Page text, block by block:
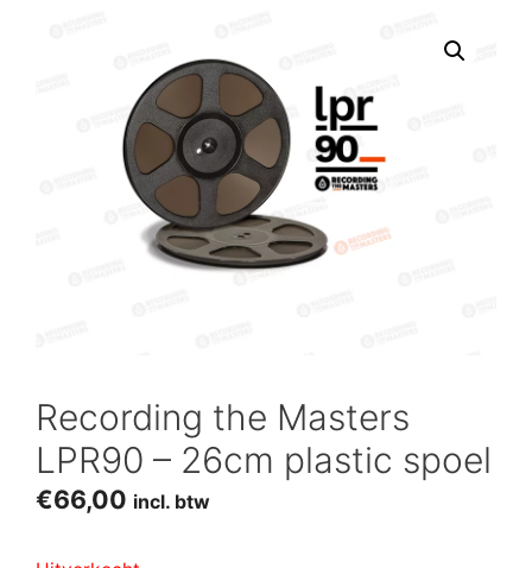
Recording the Masters
LPR90 – 26cm plastic spoel
€66,00 incl. btw